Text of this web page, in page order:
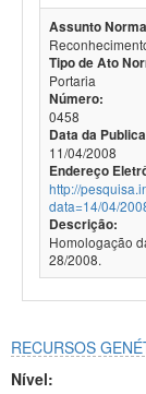
Assunto
Tipo de Ato
Portaria
Número:
0458
Data da
11/04/2008
Endereço
http://
data=14/04/
Descrição:
Homologação
28/2008.
RECURSOS
Nível: